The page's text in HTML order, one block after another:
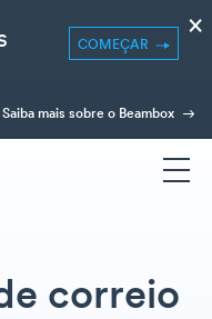
COMEÇAR
×
Saiba mais sobre o Beambox
correio